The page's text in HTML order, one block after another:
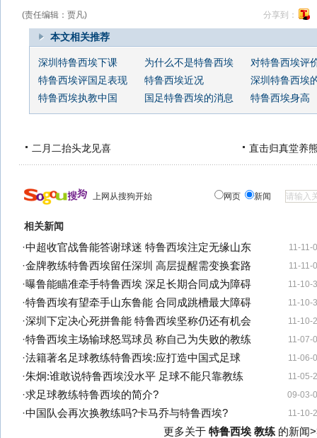
(责任编辑：贾凡) 分享到：
本文相关推荐
深圳特鲁西埃下课 为什么不是特鲁西埃
对特鲁西埃评
特鲁西埃评国足表现
特鲁西埃近况
深圳特鲁西埃
特鲁西埃执教中国
国足特鲁西埃的消息 特鲁西埃身高
二月二抬头龙见喜 直击归真堂养
上网从搜狗开始 网页 新闻
相关新闻
11-11-
·中超收官战鲁能答谢球迷 特鲁西埃注定无缘山东
11-11-
·金牌教练特鲁西埃留任深圳 高层提醒需变换套路
11-10-
·曝鲁能瞄准牵手特鲁西埃 深足长期合同成为障碍
11-10-
·特鲁西埃有望牵手山东鲁能 合同成跳槽最大障碍
11-10-
·深圳下定决心死拼鲁能 特鲁西埃坚称仍还有机会
11-07-
·特鲁西埃主场输球怒骂球员 称自己为失败的教练
11-06-
·法籍著名足球教练特鲁西埃:应打造中国式足球
11-05-
·朱炯:谁敢说特鲁西埃没水平 足球不能只靠教练
09-03-
·求足球教练特鲁西埃的简介?
11-10-
·中国队会再次换教练吗?卡马乔与特鲁西埃?
更多关于 特鲁西埃 教练的新闻